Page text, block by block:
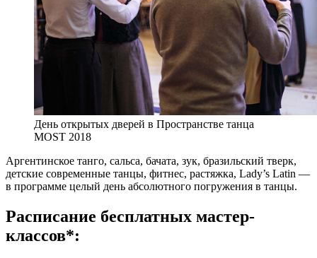
День открытых дверей в Пространстве танца
MOST 2018
Аргентинское танго, сальса, бачата, зук, бразильский тверк,
детские современные танцы, фитнес, растяжка, Lady’s Latin —
в программе целый день абсолютного погружения в танцы.
Расписание бесплатных мастер-
классов*: